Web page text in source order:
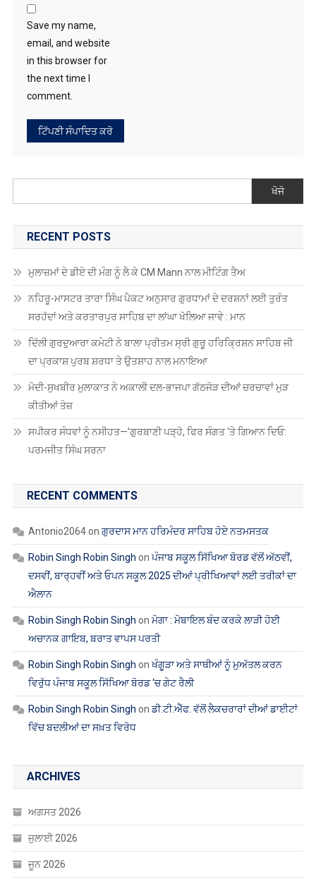
Save my name,
email, and website
in this browser for
the next time I
comment.
ਖੋਜੋ
RECENT POSTS
ਮੁਲਾਜ਼ਮਾਂ ਦੇ ਡੀਏ ਦੀ ਮੰਗ ਨੂੰ ਲੈ ਕੇ CM Mann ਨਾਲ ਮੀਟਿੰਗ ਤੈਅ
ਨਹਿਰੂ-ਮਾਸਟਰ ਤਾਰਾ ਸਿੰਘ ਪੈਕਟ ਅਨੁਸਾਰ ਗੁਰਧਾਮਾਂ ਦੇ ਦਰਸ਼ਨਾਂ ਲਈ ਤੁਰੰਤ
ਸਰਹੱਦਾਂ ਅਤੇ ਕਰਤਾਰਪੁਰ ਸਾਹਿਬ ਦਾ ਲਾਂਘਾ ਖੋਲਿਆ ਜਾਵੇ : ਮਾਨ
ਦਿੱਲੀ ਗੁਰਦੁਆਰਾ ਕਮੇਟੀ ਨੇ ਬਾਲਾ ਪ੍ਰੀਤਮ ਸ੍ਰੀ ਗੁਰੂ ਹਰਿਕ੍ਰਿਸ਼ਨ ਸਾਹਿਬ ਜੀ
ਦਾ ਪ੍ਰਕਾਸ਼ ਪੁਰਬ ਸ਼ਰਧਾ ਤੇ ਉਤਸ਼ਾਹ ਨਾਲ ਮਨਾਇਆ
ਮੋਦੀ-ਸੁਖਬੀਰ ਮੁਲਾਕਾਤ ਨੇ ਅਕਾਲੀ ਦਲ-ਭਾਜਪਾ ਗੱਠਜੋੜ ਦੀਆਂ ਚਰਚਾਵਾਂ ਮੁੜ
ਕੀਤੀਆਂ ਤੇਜ਼
ਸਪੀਕਰ ਸੰਧਵਾਂ ਨੂੰ ਨਸੀਹਤ—’ਗੁਰਬਾਣੀ ਪੜ੍ਹੋ, ਫਿਰ ਸੰਗਤ ‘ਤੇ ਗਿਆਨ ਦਿਓ:
ਪਰਮਜੀਤ ਸਿੰਘ ਸਰਨਾ
RECENT COMMENTS
Antonio2064on ਗੁਰਦਾਸ ਮਾਨ ਹਰਿਮੰਦਰ ਸਾਹਿਬ ਹੋਏ ਨਤਮਸਤਕ
Robin Singh Robin Singh onਪੰਜਾਬ ਸਕੂਲ ਸਿੱਖਿਆ ਬੋਰਡ ਵੱਲੋਂ ਅੱਠਵੀਂ,
ਦਸਵੀਂ, ਬਾਰ੍ਹਵੀਂ ਅਤੇ ਓਪਨ ਸਕੂਲ 2025 ਦੀਆਂ ਪ੍ਰੀਖਿਆਵਾਂ ਲਈ ਤਰੀਕਾਂ ਦਾ
ਐਲਾਨ
Robin Singh Robin Singh on ਮੋਗਾ : ਮੋਬਾਇਲ ਬੰਦ ਕਰਕੇ ਲਾੜੀ ਹੋਈ
ਅਚਾਨਕ ਗਾਇਬ, ਬਰਾਤ ਵਾਪਸ ਪਰਤੀ
Robin Singh Robin Singh onਖੰਗੂੜਾ ਅਤੇ ਸਾਥੀਆਂ ਨੂੰ ਮੁਅੱਤਲ ਕਰਨ
ਵਿਰੁੱਧ ਪੰਜਾਬ ਸਕੂਲ ਸਿੱਖਿਆ ਬੋਰਡ ‘ਚ ਗੇਟ ਰੈਲੀ
Robin Singh Robin Singh onਡੀ.ਟੀ.ਐੱਫ. ਵੱਲੋਂ ਲੈਕਚਰਾਰਾਂ ਦੀਆਂ ਡਾਈਟਾਂ
ਵਿੱਚ ਬਦਲੀਆਂ ਦਾ ਸਖ਼ਤ ਵਿਰੋਧ
ARCHIVES
ਅਗਸਤ 2026
ਜੁਲਾਈ 2026
ਜੂਨ 2026